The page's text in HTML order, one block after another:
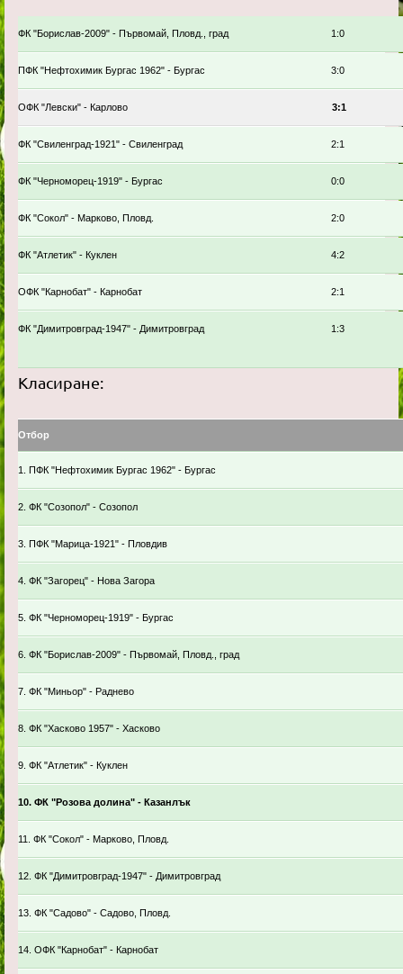
ФК "Борислав-2009" - Първомай, Пловд., град 1:0
ПФК "Нефтохимик Бургас 1962" - Бургас 3:0
ОФК "Левски" - Карлово 3:1
ФК "Свиленград-1921" - Свиленград 2:1
ФК "Черноморец-1919" - Бургас 0:0
ФК "Сокол" - Марково, Пловд. 2:0
ФК "Атлетик" - Куклен 4:2
ОФК "Карнобат" - Карнобат 2:1
ФК "Димитровград-1947" - Димитровград 1:3
Класиране:
Отбор
1. ПФК "Нефтохимик Бургас 1962" - Бургас
2. ФК "Созопол" - Созопол
3. ПФК "Марица-1921" - Пловдив
4. ФК "Загорец" - Нова Загора
5. ФК "Черноморец-1919" - Бургас
6. ФК "Борислав-2009" - Първомай, Пловд., град
7. ФК "Миньор" - Раднево
8. ФК "Хасково 1957" - Хасково
9. ФК "Атлетик" - Куклен
10. ФК "Розова долина" - Казанлък
11. ФК "Сокол" - Марково, Пловд.
12. ФК "Димитровград-1947" - Димитровград
13. ФК "Садово" - Садово, Пловд.
14. ОФК "Карнобат" - Карнобат